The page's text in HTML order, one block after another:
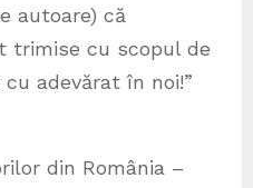
autoare) că
trimise cu scopul de
adevărat în noi!”
din România –